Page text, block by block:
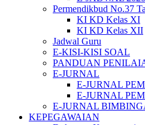
Permendikbud No.37
KI KD Kelas XI
KI KD Kelas XII
Jadwal Guru
E-KISI-KISI SOAL
PANDUAN
E-JURNAL
E-JURNAL
E-JURNAL
E-JURNAL
KEPEGAWAIAN